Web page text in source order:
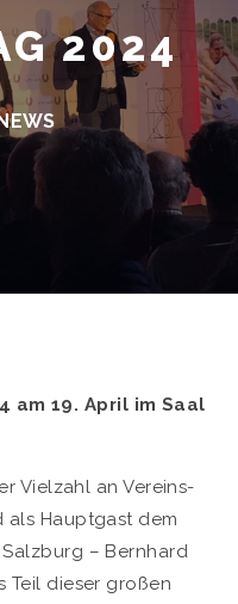
2024
am 19. April im Saal
Vielzahl an Vereins-
als Hauptgast dem
– Bernhard
Teil dieser großen